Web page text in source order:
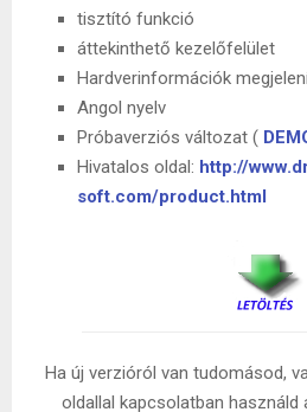
tisztító funkció
áttekinthető kezelőfelület
Hardverinformációk
Angol nyelv
Próbaverziós változat (
Hivatalos oldal: http://
soft.com/product.html
Ha új verzióról van tudomásod,
oldallal kapcsolatban használd